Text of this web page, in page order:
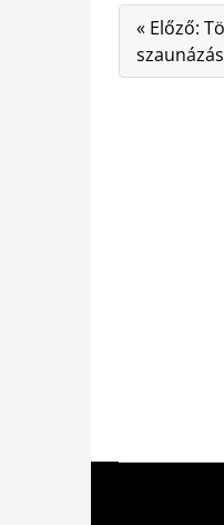
« Előző:
szaunázás